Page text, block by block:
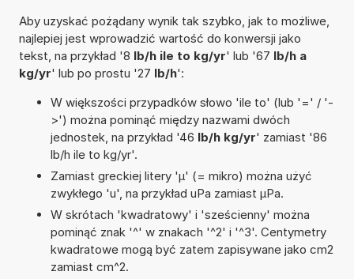
Aby uzyskać pożądany wynik tak szybko, jak to możliwe,
najlepiej jest wprowadzić wartość do konwersji jako
tekst, na przykład '8 lb/h ile to kg/yr' lub '67 lb/h a
kg/yr' lub po prostu '27 lb/h':
W większości przypadków słowo 'ile to' (lub '=' / '-
>') można pominąć między nazwami dwóch
jednostek, na przykład '46 lb/h kg/yr' zamiast '86
lb/h ile to kg/yr'.
Zamiast greckiej litery 'µ' (= mikro) można użyć
zwykłego 'u', na przykład uPa zamiast µPa.
W skrótach 'kwadratowy' i 'sześcienny' można
pominąć znak '^' w znakach '^2' i '^3'. Centymetry
kwadratowe mogą być zatem zapisywane jako cm2
zamiast cm^2.